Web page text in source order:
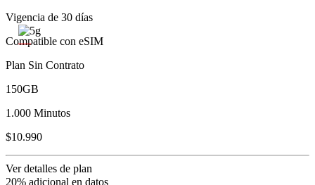
Vigencia de 30 días
Compatible con eSIM
Plan Sin Contrato
150GB
1.000 Minutos
$10.990
Ver detalles de plan
20% adicional en datos